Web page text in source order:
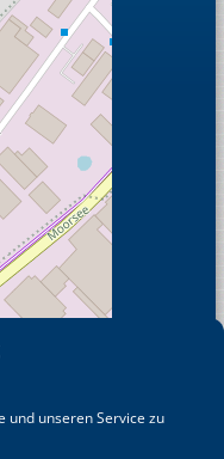
und unseren Service zu